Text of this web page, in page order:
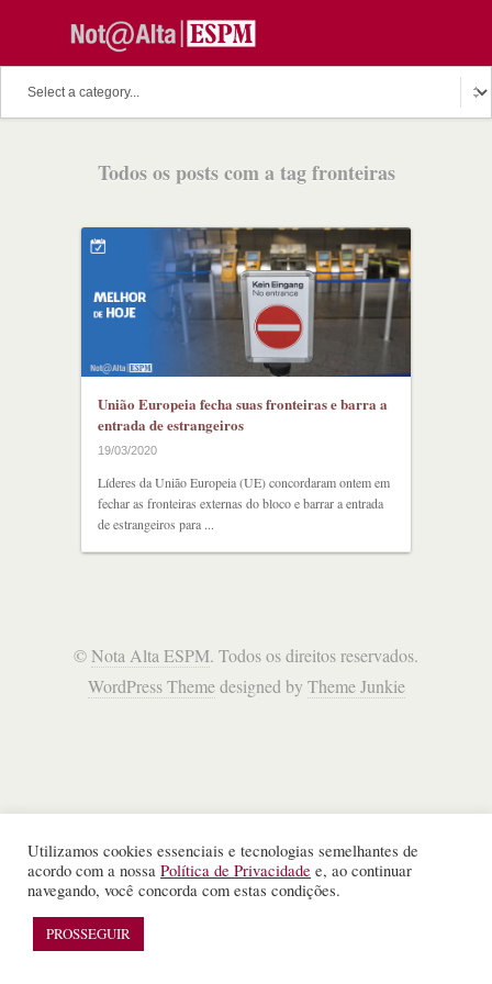
Todos os posts com a tag fronteiras
União Europeia fecha suas fronteiras e barra a
entrada de estrangeiros
19/03/2020
Líderes da União Europeia (UE) concordaram ontem em
fechar as fronteiras externas do bloco e barrar a entrada
de estrangeiros para ...
©Nota Alta ESPM. Todos os direitos reservados.
WordPress Themedesigned by Theme Junkie
Utilizamos cookies essenciais e tecnologias semelhantes de
acordo com a nossa Política de Privacidade e, ao continuar
navegando, você concorda com estas condições.
PROSSEGUIR